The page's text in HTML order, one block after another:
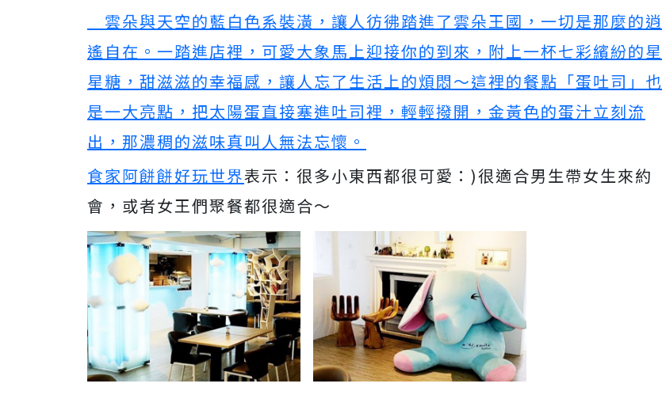
雲朵與天空的藍白色系裝潢，讓人彷彿踏進了雲朵王國，一切是那麼的逍
遙自在。一踏進店裡，可愛大象馬上迎接你的到來，附上一杯七彩繽紛的星
星糖，甜滋滋的幸福感，讓人忘了生活上的煩悶～這裡的餐點「蛋吐司」也
是一大亮點，把太陽蛋直接塞進吐司裡，輕輕撥開，金黃色的蛋汁立刻流
出，那濃稠的滋味真叫人無法忘懷。
食家阿餅餅好玩世界表示：很多小東西都很可愛：)很適合男生帶女生來約
會，或者女王們聚餐都很適合～